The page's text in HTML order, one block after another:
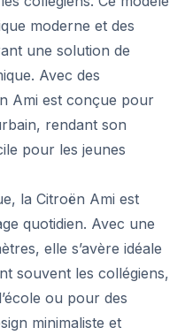
moderne et des
une solution de
Avec des
Ami est conçue pour
rendant son
pour les jeunes
la Citroën Ami est
quotidien. Avec une
elle s’avère idéale
souvent les collégiens,
ou pour des
minimaliste et